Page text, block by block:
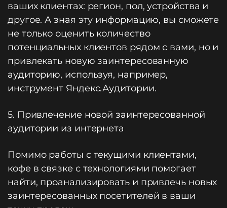
ваших клиентах: регион, пол, устройства и
другое. А зная эту информацию, вы сможете
не только оценить количество
потенциальных клиентов рядом с вами, но и
привлекать новую заинтересованную
аудиторию, используя, например,
инструмент Яндекс.Аудитории.
5. Привлечение новой заинтересованной
аудитории из интернета
Помимо работы с текущими клиентами,
кофе в связке с технологиями помогает
найти, проанализировать и привлечь новых
заинтересованных посетителей в ваши